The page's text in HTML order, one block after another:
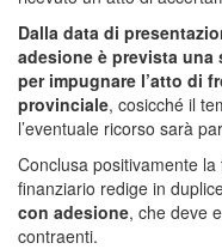
Dalla data di
adesione è prevista
per impugnare l’atto di
provinciale, cosicché il
l’eventuale ricorso sarà
Conclusa positivamente la
finanziario redige in
con adesione, che deve
contraenti.